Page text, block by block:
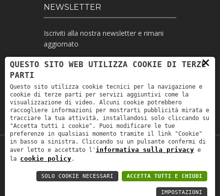
NEWSLETTER
Iscriviti alla nostra newsletter e rimani
aggiornato
Ho letto l'informativa e autorizzo il
trattamento dei miei dati personali per le
finalità ivi indicate *
Copyright © 2019Astrolabio. P.IVA:
Privacy policy-Privacy policy B2B -Area
×
QUESTO SITO WEB UTILIZZA COOKIE DI TERZE
PARTI
Questo sito utilizza cookie tecnici per la navigazione e
cookie di terze parti per servizi aggiuntivi come la
visualizzazione di video. Alcuni cookie potrebbero
raccogliere informazioni per mostrarti pubblicità mirata e
tracciare la tua attività, installandosi solo cliccando su
"Accetta tutti i cookie". Puoi modificare le tue
preferenze in qualsiasi momento tramite il link "Cookie"
in basso a sinistra. Cliccando su un pulsante confermi di
aver letto e accettato l' informativa sulla privacy e
la cookie policy.
ACCETTA TUTTI E CHIUDI
SOLO COOKIE NECESSARI
IMPOSTAZIONI